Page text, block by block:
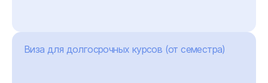
Виза для долгосрочных курсов (от семестра)